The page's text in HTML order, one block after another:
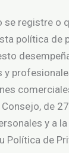
registre o
política de
de
y a
Política de